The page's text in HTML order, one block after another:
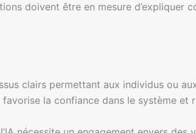
doivent être en mesure d’expliquer
clairs permettant aux individus ou
la confiance dans le système et